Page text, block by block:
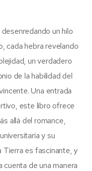
un hilo
cada hebra revelando
un verdadero
de la habilidad del
Una entrada
este libro ofrece
allá del romance,
y su
Tierra es fascinante, y
de una manera